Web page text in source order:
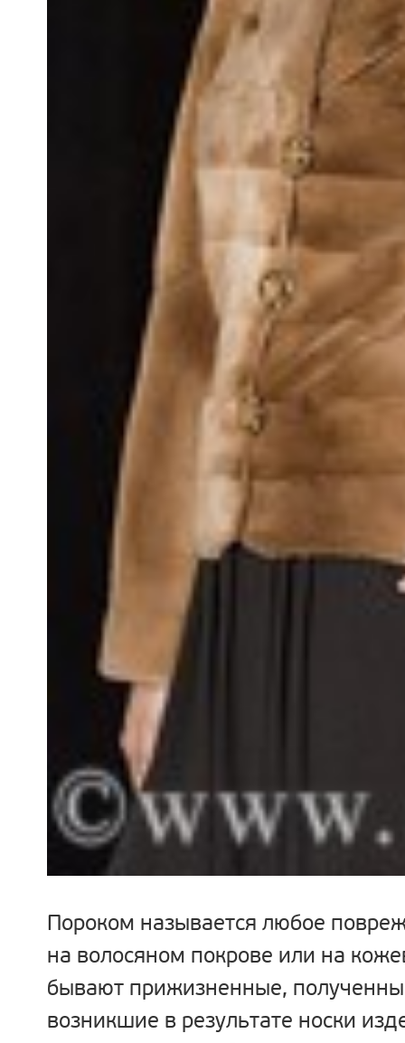
Пороком называется любое
на волосяном покрове или на
бывают прижизненные,
возникшие в результате носки